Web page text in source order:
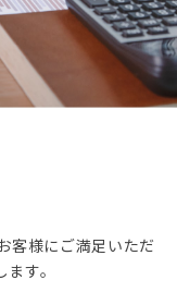
客様にご満足いただ
す。